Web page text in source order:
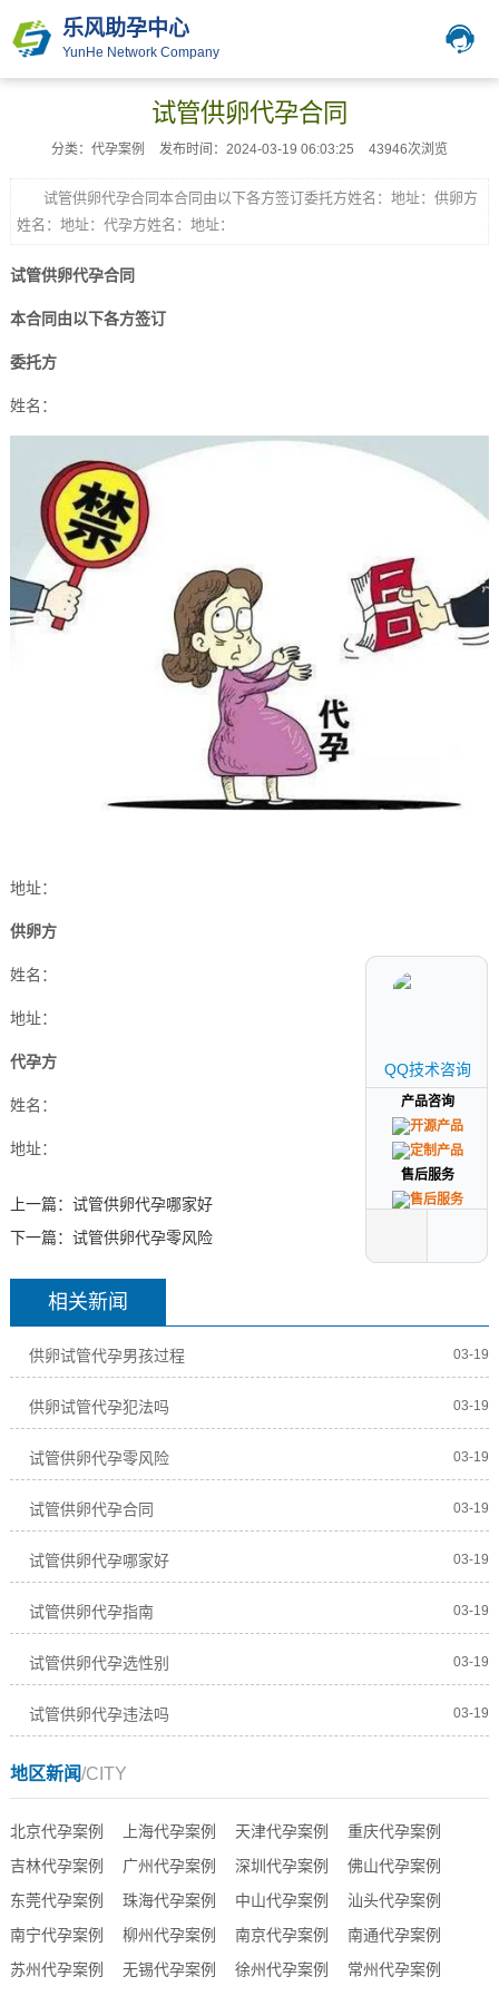
乐风助孕中心
YunHe Network Company
试管供卵代孕合同
分类：代孕案例 发布时间：2024-03-19 06:03:25 43946次浏览
试管供卵代孕合同本合同由以下各方签订委托方姓名：地址：供卵方
姓名：地址：代孕方姓名：地址：
试管供卵代孕合同
本合同由以下各方签订
委托方
姓名：
地址：
供卵方
姓名：
地址：
代孕方
姓名：
地址：
上一篇： 试管供卵代孕哪家好
下一篇： 试管供卵代孕零风险
相关新闻
供卵试管代孕男孩过程 03-19
供卵试管代孕犯法吗 03-19
试管供卵代孕零风险 03-19
试管供卵代孕合同 03-19
试管供卵代孕哪家好 03-19
试管供卵代孕指南 03-19
试管供卵代孕选性别 03-19
试管供卵代孕违法吗 03-19
地区新闻/CITY
北京代孕案例 上海代孕案例 天津代孕案例
重庆代孕案例
吉林代孕案例
广州代孕案例 深圳代孕案例
佛山代孕案例
东莞代孕案例
珠海代孕案例 中山代孕案例
汕头代孕案例
南宁代孕案例
柳州代孕案例 南京代孕案例
南通代孕案例
苏州代孕案例
无锡代孕案例 徐州代孕案例
常州代孕案例
QQ技术咨询
产品咨询
售后服务
QQ技术咨询
产品咨询
售后服务